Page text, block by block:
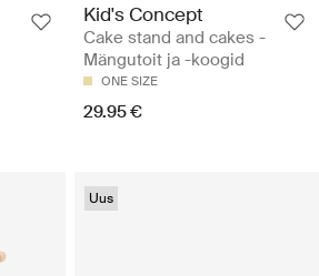
Kid's Concept
Cake stand and cakes -
Mängutoit ja -koogid
ONE SIZE
29.95 €
Uus